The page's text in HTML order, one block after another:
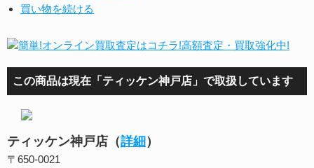
買い物を続ける
この商品は現在「ティッケン神戸店」で取扱しています
ティッケン神戸店（詳細 ）
〒650-0021